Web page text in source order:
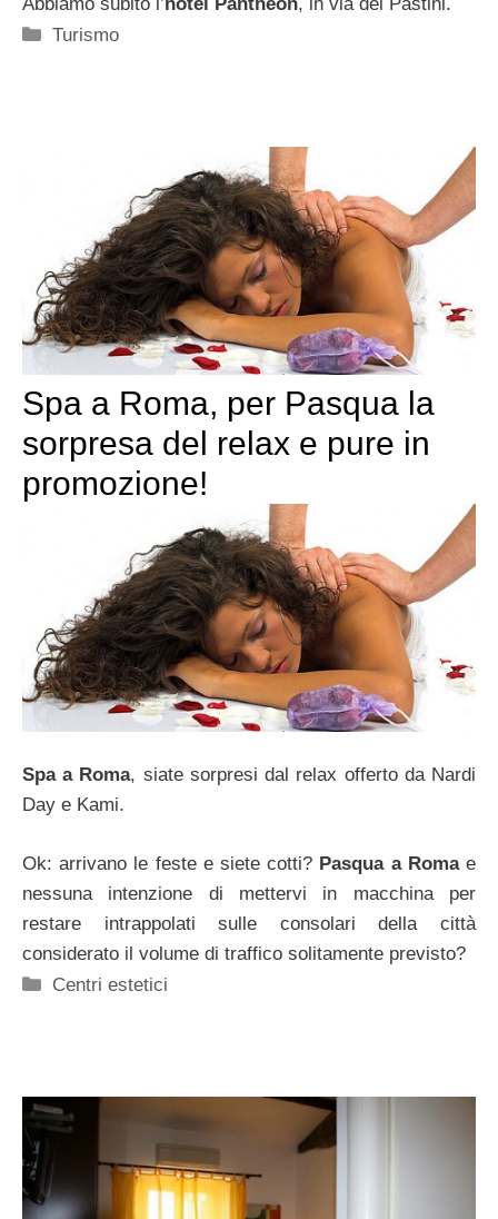
Abbiamo subito l’ hotel Pantheon, in via dei Pastini.
Categorie
Turismo
Spa a Roma, per Pasqua la
sorpresa del relax e pure in
promozione!
Spa a Roma, siate sorpresi dal relax offerto da Nardi
Day e Kami.
Ok: arrivano le feste e siete cotti? Pasqua a Romae
nessuna intenzione di mettervi in macchina per
restare intrappolati sulle consolari della città
considerato il volume di traffico solitamente previsto?
Categorie
Centri estetici